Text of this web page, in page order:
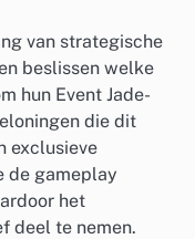
van strategische
beslissen welke
hun Event Jade-
die dit
exclusieve
de gameplay
het
deel te nemen.